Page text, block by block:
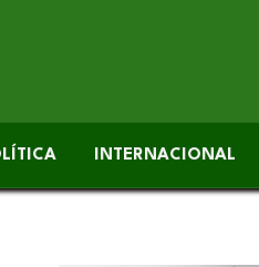
INTERNACIONAL